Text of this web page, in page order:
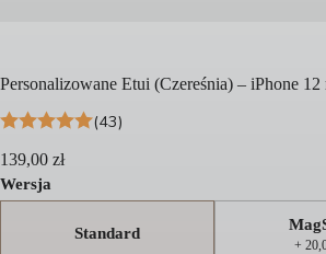
Personalizowane Etui (Czereśnia) – iPhone 12
(43)
139,00 zł
Wersja
Standard
+